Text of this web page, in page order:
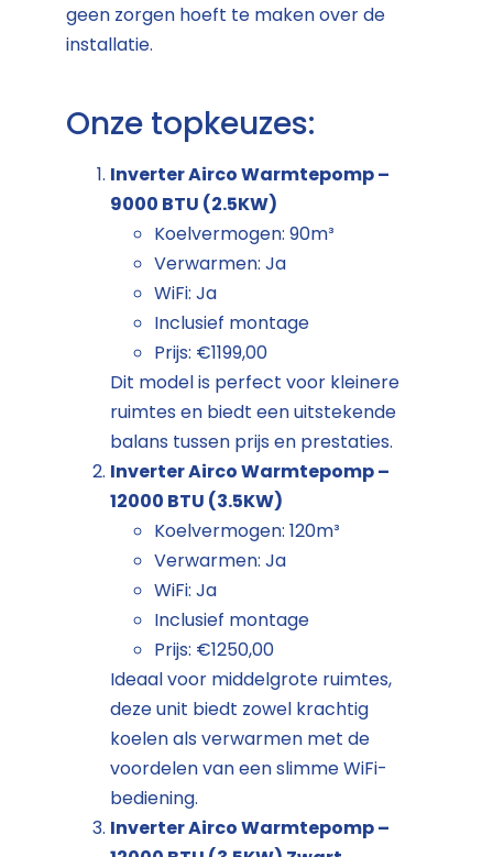
geen zorgen hoeft te maken over de
installatie.
Onze topkeuzes:
Inverter Airco Warmtepomp –
9000 BTU (2.5KW)
Koelvermogen: 90m³
Verwarmen: Ja
WiFi: Ja
Inclusief montage
Prijs: €1199,00
Dit model is perfect voor kleinere
ruimtes en biedt een uitstekende
balans tussen prijs en prestaties.
Inverter Airco Warmtepomp –
12000 BTU (3.5KW)
Koelvermogen: 120m³
Verwarmen: Ja
WiFi: Ja
Inclusief montage
Prijs: €1250,00
Ideaal voor middelgrote ruimtes,
deze unit biedt zowel krachtig
koelen als verwarmen met de
voordelen van een slimme WiFi-
bediening.
Inverter Airco Warmtepomp –